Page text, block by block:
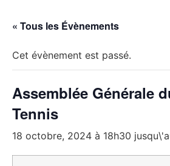
« Tous les Évènements
Cet évènement est passé.
Assemblée Générale
Tennis
18 octobre, 2024 à 18h30